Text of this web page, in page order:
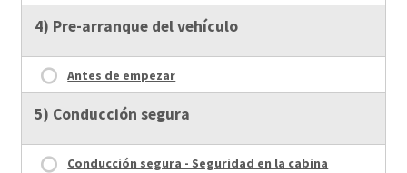
4) Pre-arranque del vehículo
Antes de empezar
5) Conducción segura
Conducción segura - Seguridad en la cabina